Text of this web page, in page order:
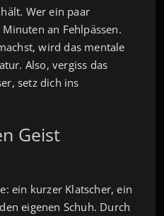
Wer ein paar
an Fehlpässen.
wird das mentale
Also, vergiss das
setz dich ins
Geist
ein kurzer Klatscher, ein
eigenen Schuh. Durch